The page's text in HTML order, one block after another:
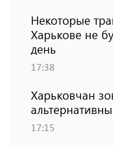
Некоторые
Харькове не
день
17:38
Харьковчан
17:15